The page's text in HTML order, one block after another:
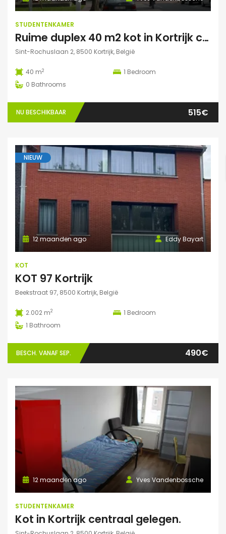
STUDENTENKAMER
Ruime duplex 40 m2 kot in Kortrijk centraal gelegen.
Sint-Rochuslaan 2, 8500 Kortrijk, België
40 m2 1 Bedroom
0 Bathrooms
NU BESCHIKBAAR 515€
NIEUW
Eddy Bayart
12 maanden ago
KOT
KOT 97 Kortrijk
Beekstraat 97, 8500 Kortrijk, België
2.002 m2 1 Bedroom
1 Bathroom
BESCH. VANAF SEP. 490€
Yves Vandenbossche
12 maanden ago
STUDENTENKAMER
Kot in Kortrijk centraal gelegen.